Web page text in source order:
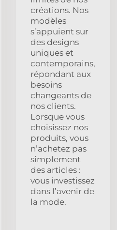
créations. Nos
modèles
s’appuient sur
des designs
uniques et
contemporains,
répondant aux
besoins
changeants de
nos clients.
Lorsque vous
choisissez nos
produits, vous
n’achetez pas
simplement
des articles :
vous investissez
dans l’avenir de
la mode.